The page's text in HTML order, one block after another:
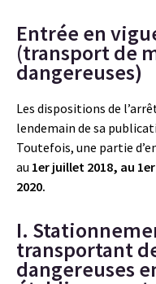
Entrée en
(transport de
dangereuses)
Les dispositions de
lendemain de sa
Toutefois, une partie
au 1er juillet 2018, au
2020.
I.
transportant
dangereuses